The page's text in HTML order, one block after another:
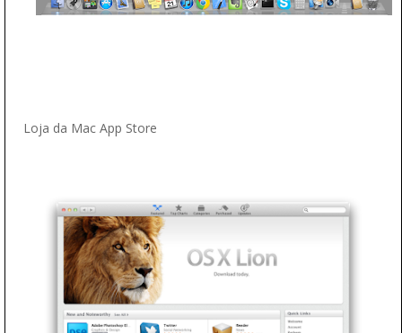
Loja da Mac App Store